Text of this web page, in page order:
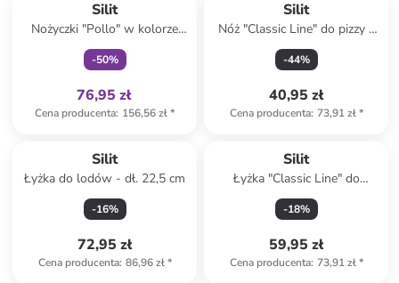
Silit
Nożyczki "Pollo" w kolorze
srebrno-czarnym do drobiu -
dł. 24 cm
-50%
76,95 zł
Cena producenta: 156,56 zł*
Silit
Nóż "Classic Line" do pizzy -
dł. 17,5 cm
-44%
40,95 zł
Cena producenta: 73,91 zł*
Silit
Łyżka do lodów - dł. 22,5 cm
-16%
72,95 zł
Cena producenta: 86,96 zł*
Silit
Łyżka "Classic Line" do
spaghetti - dł. 32 cm
-18%
59,95 zł
Cena producenta: 73,91 zł*